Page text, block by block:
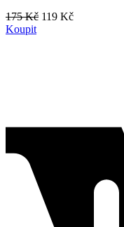
175 Kč 119 Kč
Koupit